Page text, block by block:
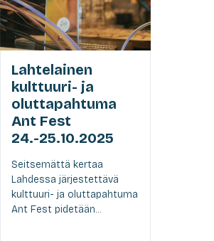
Lahtelainen
kulttuuri- ja
oluttapahtuma
Ant Fest
24.-25.10.2025
Seitsemättä kertaa
Lahdessa järjestettävä
kulttuuri- ja oluttapahtuma
Ant Fest pidetään...